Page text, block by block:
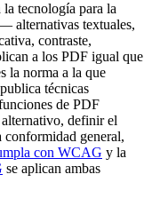
la tecnología para la
alternativas textuales,
contraste,
a los PDF igual que
la norma a la que
técnicas
de PDF
definir el
conformidad general,
con WCAG y la
se aplican ambas